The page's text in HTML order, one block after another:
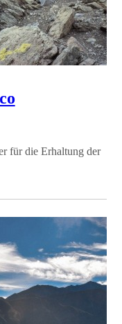
für die Erhaltung der